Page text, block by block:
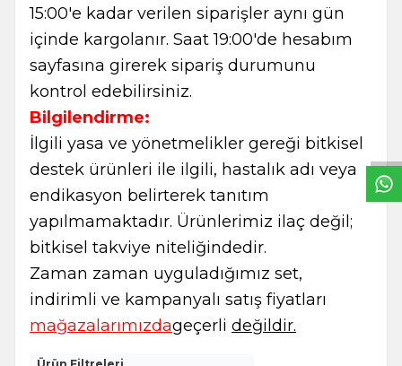
15:00'e kadar verilen siparişler aynı gün
içinde kargolanır. Saat 19:00'de hesabım
sayfasına girerek sipariş durumunu
kontrol edebilirsiniz.
Bilgilendirme:
İlgili yasa ve yönetmelikler gereği bitkisel
destek ürünleri ile ilgili, hastalık adı veya
endikasyon belirterek tanıtım
yapılmamaktadır. Ürünlerimiz ilaç değil;
bitkisel takviye niteliğindedir.
Zaman zaman uyguladığımız set,
indirimli ve kampanyalı satış fiyatları
mağazalarımızdageçerli değildir.